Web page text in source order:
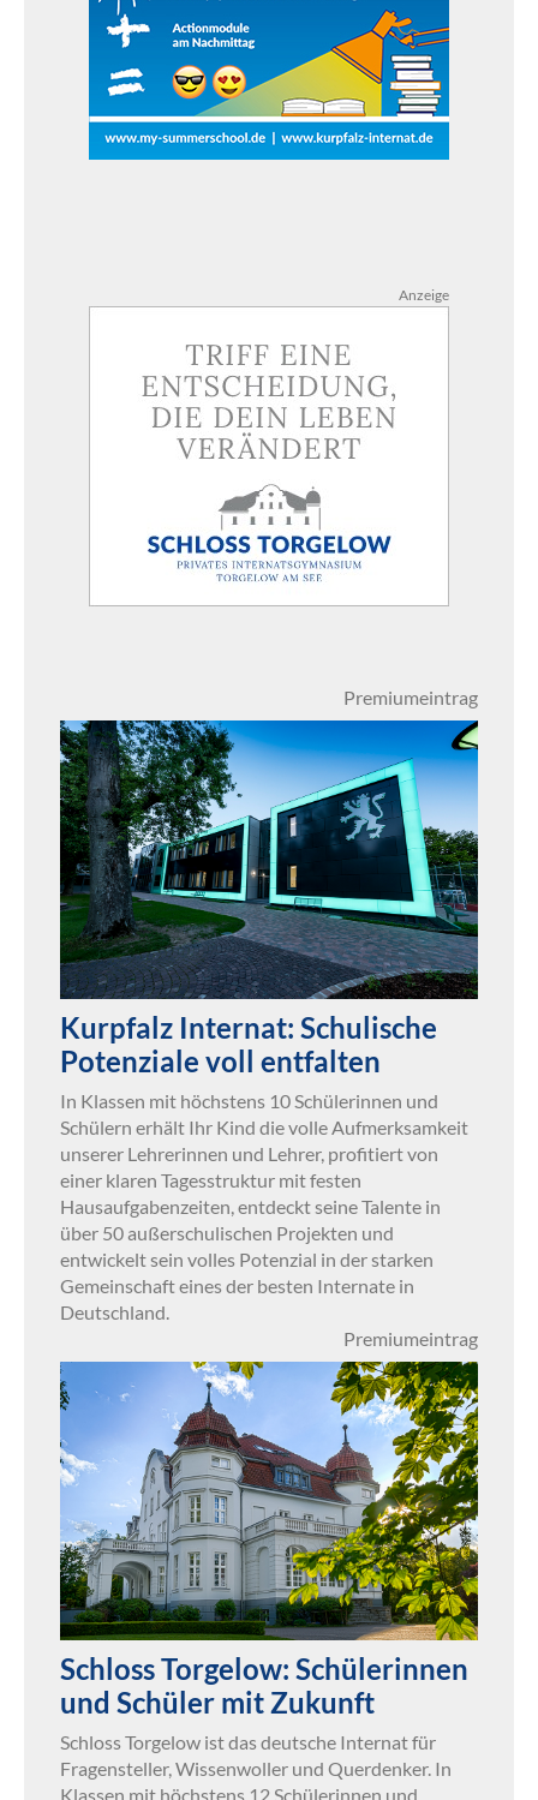
Anzeige
Premiumeintrag
Kurpfalz Internat: Schulische
Potenziale voll entfalten
In Klassen mit höchstens 10 Schülerinnen und
Schülern erhält Ihr Kind die volle Aufmerksamkeit
unserer Lehrerinnen und Lehrer, profitiert von
einer klaren Tagesstruktur mit festen
Hausaufgabenzeiten, entdeckt seine Talente in
über 50 außerschulischen Projekten und
entwickelt sein volles Potenzial in der starken
Gemeinschaft eines der besten Internate in
Deutschland.
Premiumeintrag
Schloss Torgelow: Schülerinnen
und Schüler mit Zukunft
Schloss Torgelow ist das deutsche Internat für
Fragensteller, Wissenwoller und Querdenker. In
Klassen mit höchstens 12 Schülerinnen und